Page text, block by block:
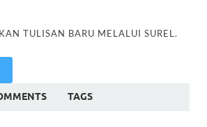
TULISAN BARU MELALUI SUREL.
TAGS